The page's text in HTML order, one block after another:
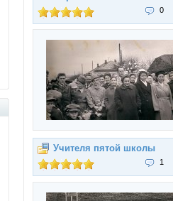
0
Учителя пятой школы
1